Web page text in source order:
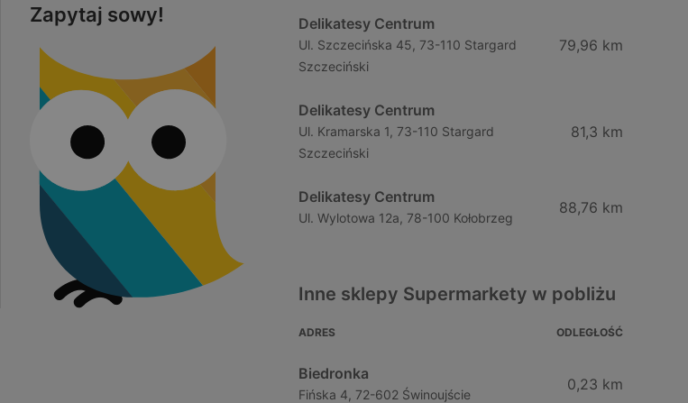
Zapytaj sowy! Delikatesy Centrum
Ul. Szczecińska 45, 73-110 Stargard
Szczeciński
79,96 km
Delikatesy Centrum
Ul. Kramarska 1, 73-110 Stargard
Szczeciński
81,3 km
Delikatesy Centrum
Ul. Wylotowa 12a, 78-100 Kołobrzeg
88,76 km
Inne sklepy Supermarkety w pobliżu
ADRES ODLEGŁOŚĆ
Biedronka
Fińska 4, 72-602 Świnoujście
0,23 km